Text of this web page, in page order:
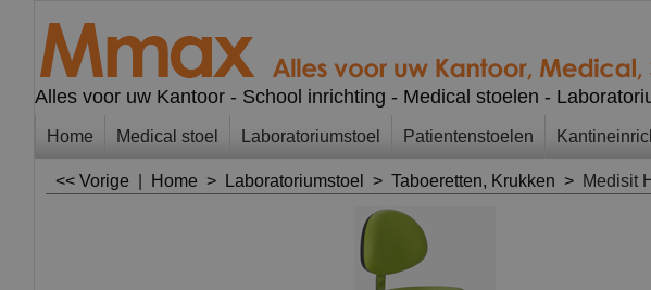
Alles voor uw Kantoor - School inrichting - Medical stoelen -
Home Medical stoel Laboratoriumstoel Patientenstoelen
<< Vorige Home > Laboratoriumstoel > Taboeretten, Krukken > Medisit